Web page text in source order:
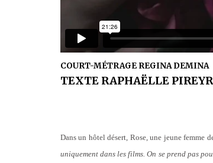
COURT-MÉTRAGE REGINA DEMINA
TEXTE RAPHAËLLE
Dans un hôtel désert, Rose, une jeune femme
uniquement dans les films. On se prend pas